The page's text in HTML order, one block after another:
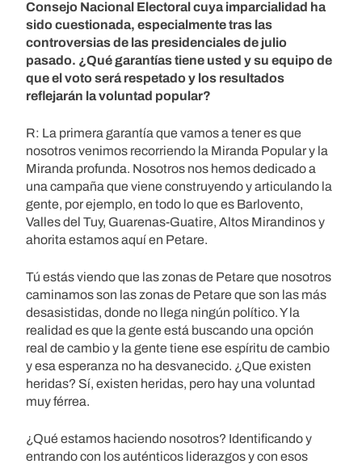
Consejo Nacional Electoral cuya imparcialidad ha
sido cuestionada, especialmente tras las
controversias de las presidenciales de julio
pasado. ¿Qué garantías tiene usted y su equipo de
que el voto será respetado y los resultados
reflejarán la voluntad popular?
R: La primera garantía que vamos a tener es que
nosotros venimos recorriendo la Miranda Popular y la
Miranda profunda. Nosotros nos hemos dedicado a
una campaña que viene construyendo y articulando la
gente, por ejemplo, en todo lo que es Barlovento,
Valles del Tuy, Guarenas-Guatire, Altos Mirandinos y
ahorita estamos aquí en Petare.
Tú estás viendo que las zonas de Petare que nosotros
caminamos son las zonas de Petare que son las más
desasistidas, donde no llega ningún político. Y la
realidad es que la gente está buscando una opción
real de cambio y la gente tiene ese espíritu de cambio
y esa esperanza no ha desvanecido. ¿Que existen
heridas? Sí, existen heridas, pero hay una voluntad
muy férrea.
¿Qué estamos haciendo nosotros? Identificando y
entrando con los auténticos liderazgos y con esos